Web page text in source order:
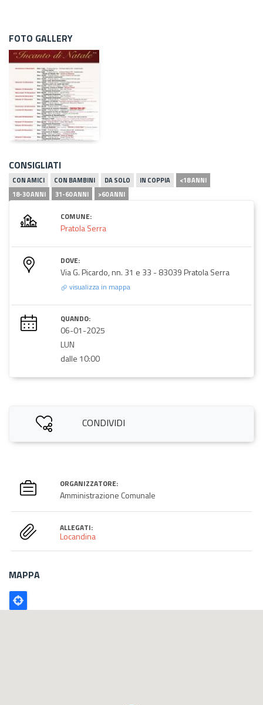
FOTO GALLERY
CONSIGLIATI
CON AMICI CON BAMBINI DA SOLO IN COPPIA
<18 ANNI
18-30 ANNI
31-60 ANNI >60 ANNI
COMUNE:
Pratola Serra
DOVE:
Via G. Picardo, nn. 31 e 33 - 83039 Pratola Serra
visualizza in mappa
QUANDO:
06-01-2025
LUN
dalle 10:00
CONDIVIDI
ORGANIZZATORE:
Amministrazione Comunale
ALLEGATI:
Locandina
MAPPA
Poligono
GEO